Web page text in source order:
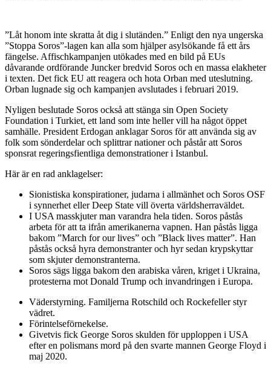
”Låt honom inte skratta åt dig i slutänden.” Enligt den nya ungerska
”Stoppa Soros”-lagen kan alla som hjälper asylsökande få ett års
fängelse. Affischkampanjen utökades med en bild på EUs
dåvarande ordförande Juncker bredvid Soros och en massa elakheter
i texten. Det fick EU att reagera och hota Orban med uteslutning.
Orban lugnade sig och kampanjen avslutades i februari 2019.
Nyligen beslutade Soros också att stänga sin Open Society
Foundation i Turkiet, ett land som inte heller vill ha något öppet
samhälle. President Erdogan anklagar Soros för att använda sig av
folk som sönderdelar och splittrar nationer och påstår att Soros
sponsrat regeringsfientliga demonstrationer i Istanbul.
Här är en rad anklagelser:
Sionistiska konspirationer, judarna i allmänhet och Soros OSF
i synnerhet eller Deep State vill överta världsherraväldet.
I USA masskjuter man varandra hela tiden. Soros påstås
arbeta för att ta ifrån amerikanerna vapnen. Han påstås ligga
bakom ”March for our lives” och ”Black lives matter”. Han
påstås också hyra demonstranter och hyr sedan krypskyttar
som skjuter demonstranterna.
Soros sägs ligga bakom den arabiska våren, kriget i Ukraina,
protesterna mot Donald Trump och invandringen i Europa.
Väderstyrning. Familjerna Rotschild och Rockefeller styr
vädret.
Förintelseförnekelse.
Givetvis fick George Soros skulden för upploppen i USA
efter en polismans mord på den svarte mannen George Floyd i
maj 2020.